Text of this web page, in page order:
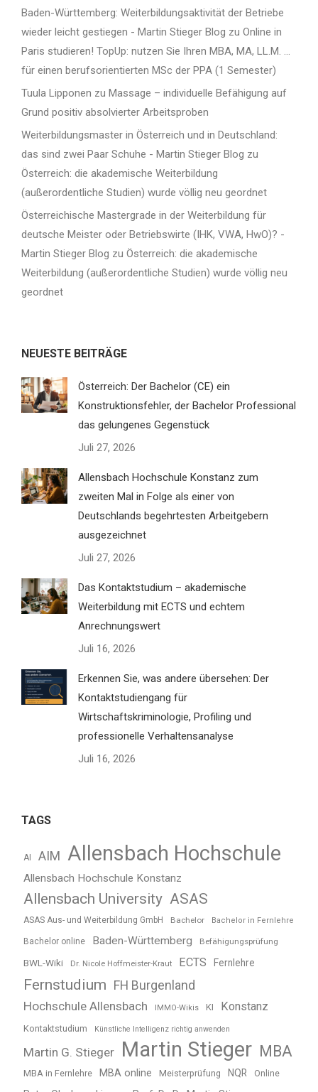
Baden-Württemberg: Weiterbildungsaktivität der Betriebe
wieder leicht gestiegen - Martin Stieger Blog zu Online in
Paris studieren! TopUp: nutzen Sie Ihren MBA, MA, LL.M. …
für einen berufsorientierten MSc der PPA (1 Semester)
Tuula Lipponen zu Massage – individuelle Befähigung auf
Grund positiv absolvierter Arbeitsproben
Weiterbildungsmaster in Österreich und in Deutschland:
das sind zwei Paar Schuhe - Martin Stieger Blog zu
Österreich: die akademische Weiterbildung
(außerordentliche Studien) wurde völlig neu geordnet
Österreichische Mastergrade in der Weiterbildung für
deutsche Meister oder Betriebswirte (IHK, VWA, HwO)? -
Martin Stieger Blog zu Österreich: die akademische
Weiterbildung (außerordentliche Studien) wurde völlig neu
geordnet
NEUESTE BEITRÄGE
Österreich: Der Bachelor (CE) ein
Konstruktionsfehler, der Bachelor Professional
das gelungenes Gegenstück
Juli 27, 2026
Allensbach Hochschule Konstanz zum
zweiten Mal in Folge als einer von
Deutschlands begehrtesten Arbeitgebern
ausgezeichnet
Juli 27, 2026
Das Kontaktstudium – akademische
Weiterbildung mit ECTS und echtem
Anrechnungswert
Juli 16, 2026
Erkennen Sie, was andere übersehen: Der
Kontaktstudiengang für
Wirtschaftskriminologie, Profiling und
professionelle Verhaltensanalyse
Juli 16, 2026
TAGS
AI AIM Allensbach Hochschule
Allensbach Hochschule Konstanz
Allensbach University ASAS
ASAS Aus- und Weiterbildung GmbH Bachelor Bachelor in Fernlehre
Bachelor online Baden-Württemberg Befähigungsprüfung
BWL-Wiki Dr. Nicole Hoffmeister-Kraut ECTS Fernlehre
Fernstudium FH Burgenland
Hochschule Allensbach
IMMO-Wikis KI Konstanz
Kontaktstudium Künstliche Intelligenz richtig anwenden
Martin G. Stieger Martin Stieger MBA
MBA in Fernlehre MBA online Meisterprüfung NQR Online